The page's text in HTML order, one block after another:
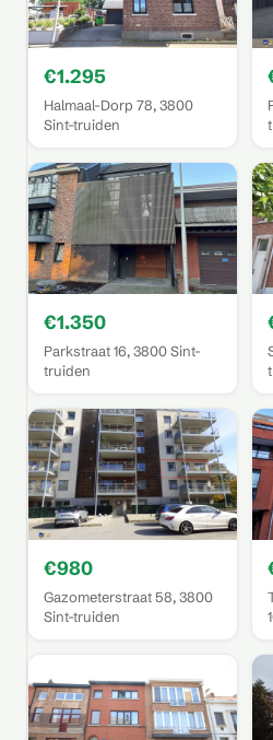
€1.295
Halmaal-Dorp 78, 3800
Sint-truiden
€1.350
Parkstraat 16, 3800 Sint-
truiden
€980
Gazometerstraat 58, 3800
Sint-truiden